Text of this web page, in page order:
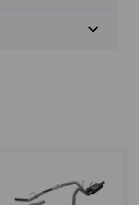
expand_more